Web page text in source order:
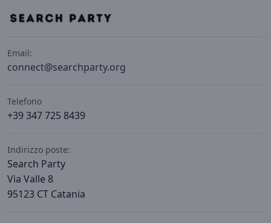
Email:
connect@searchparty.org
Telefono
+39 347 725 8439
Indirizzo poste:
Search Party
Via Valle 8
95123 CT Catania